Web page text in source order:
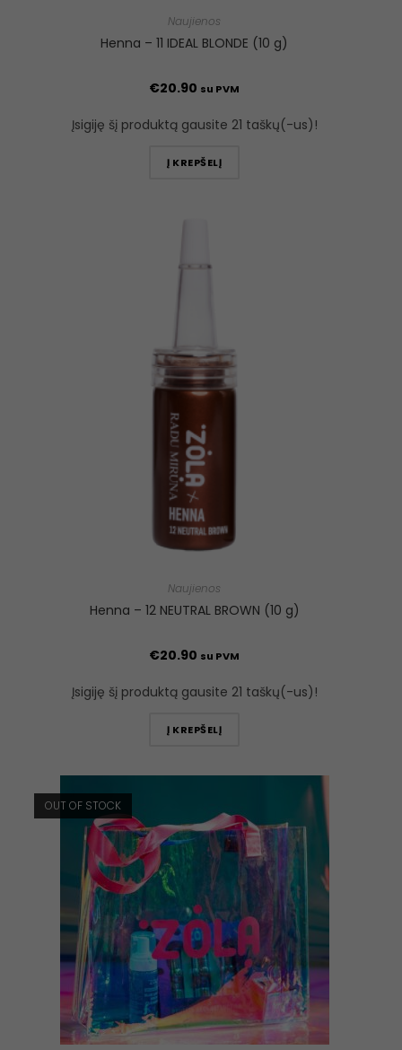
Naujienos
Henna – 11 IDEAL BLONDE (10 g)
€20.90 su PVM
Įsigiję šį produktą gausite 21 taškų(-us)!
Į KREPŠELĮ
Naujienos
Henna – 12 NEUTRAL BROWN (10 g)
€20.90 su PVM
Įsigiję šį produktą gausite 21 taškų(-us)!
Į KREPŠELĮ
OUT OF STOCK